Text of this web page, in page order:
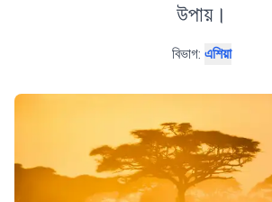
উপায়।
বিভাগ: এশিয়া